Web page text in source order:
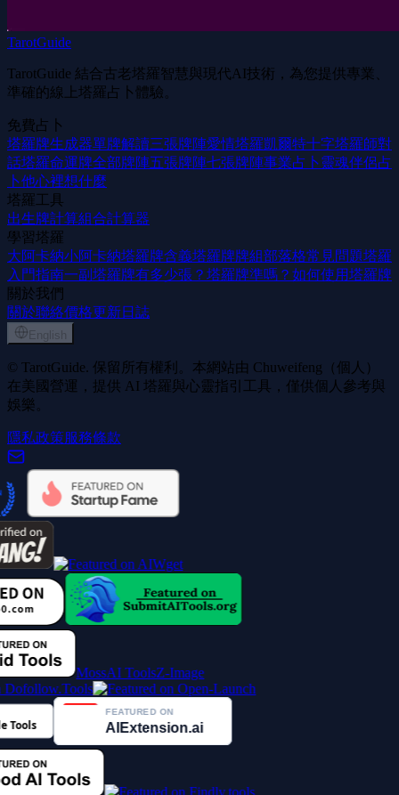
TarotGuide
TarotGuide 結合古老塔羅智慧與現代AI技術，為您提供專業、
準確的線上塔羅占卜體驗。
免費占卜
塔羅牌生成器單牌解讀三張牌陣愛情塔羅凱爾特十字塔羅師對
話塔羅命運牌全部牌陣五張牌陣七張牌陣事業占卜靈魂伴侶占
卜他心裡想什麼
塔羅工具
出生牌計算組合計算器
學習塔羅
大阿卡納小阿卡納塔羅牌含義塔羅牌牌組部落格常見問題塔羅
入門指南一副塔羅牌有多少張？ 塔羅牌準嗎？ 如何使用塔羅牌
關於我們
關於聯絡價格更新日誌
English
© TarotGuide. 保留所有權利。本網站由 Chuweifeng（個人）
在美國營運，提供 AI 塔羅與心靈指引工具，僅供個人參考與
娛樂。
隱私政策服務條款
MossAI ToolsZ-Image